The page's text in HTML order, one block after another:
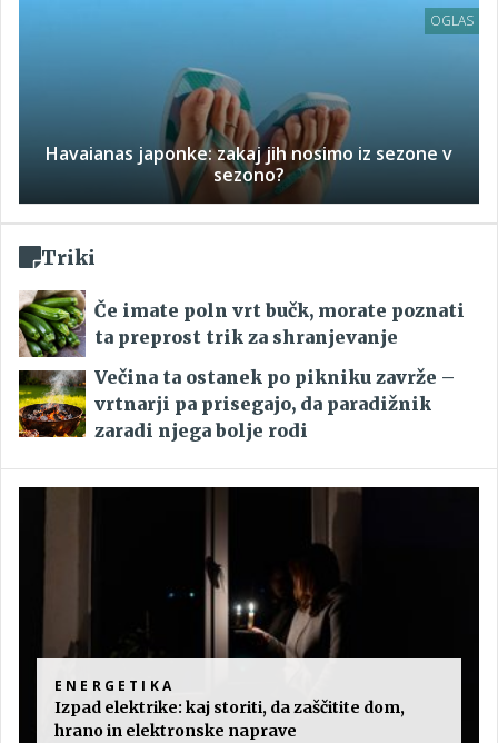
OGLAS
Havaianas japonke: zakaj jih nosimo iz sezone v
sezono?
Triki
Če imate poln vrt bučk, morate poznati
ta preprost trik za shranjevanje
Večina ta ostanek po pikniku zavrže –
vrtnarji pa prisegajo, da paradižnik
zaradi njega bolje rodi
ENERGETIKA
Izpad elektrike: kaj storiti, da zaščitite dom,
hrano in elektronske naprave